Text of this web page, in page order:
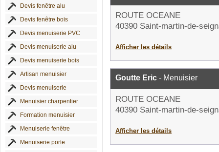
Devis fenêtre alu
Devis fenêtre bois
Devis menuiserie PVC
Devis menuiserie alu
Devis menuiserie bois
Artisan menuisier
Devis menuiserie
Menuisier charpentier
Formation menuisier
Menuiserie fenêtre
Menuiserie porte
ROUTE OCEANE
40390 Saint-martin-de-
Afficher les détails
Goutte Eric - Menuisier
ROUTE OCEANE
40390 Saint-martin-de-
Afficher les détails